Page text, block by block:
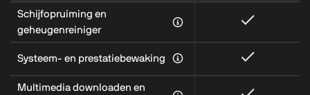
Schijfopruiming en
geheugenreiniger
Systeem- en prestatiebewaking
Multimedia downloaden en